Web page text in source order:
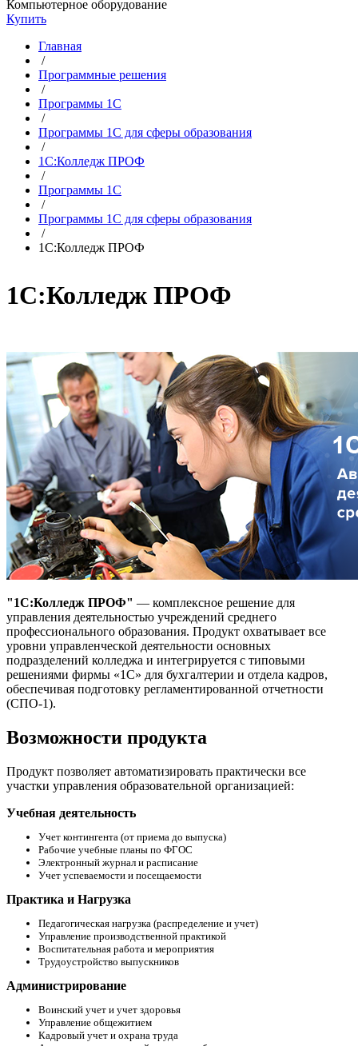
Компьютерное оборудование
Купить
Главная
/
Программные решения
/
Программы 1С
/
Программы 1С для сферы образования
/
1С:Колледж ПРОФ
/
Программы 1С
/
Программы 1С для сферы образования
/
1С:Колледж ПРОФ
1С:Колледж ПРОФ
"1С:Колледж ПРОФ" — комплексное решение для
управления деятельностью учреждений среднего
профессионального образования. Продукт охватывает все
уровни управленческой деятельности основных
подразделений колледжа и интегрируется с типовыми
решениями фирмы «1С» для бухгалтерии и отдела кадров,
обеспечивая подготовку регламентированной отчетности
(СПО-1).
Возможности продукта
Продукт позволяет автоматизировать практически все
участки управления образовательной организацией:
Учебная деятельность
Учет контингента (от приема до выпуска)
Рабочие учебные планы по ФГОС
Электронный журнал и расписание
Учет успеваемости и посещаемости
Практика и Нагрузка
Педагогическая нагрузка (распределение и учет)
Управление производственной практикой
Воспитательная работа и мероприятия
Трудоустройство выпускников
Администрирование
Воинский учет и учет здоровья
Управление общежитием
Кадровый учет и охрана труда